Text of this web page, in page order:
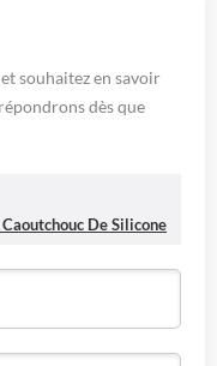
souhaitez en savoir
dès que
De Silicone